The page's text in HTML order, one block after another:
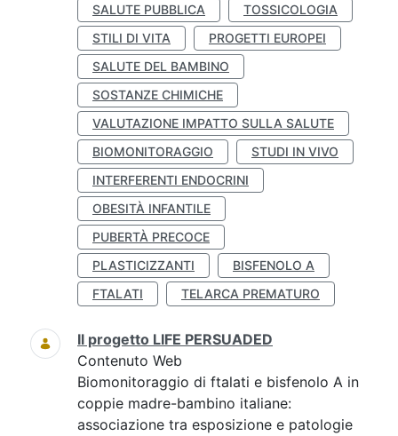
SALUTE PUBBLICA
TOSSICOLOGIA
STILI DI VITA
PROGETTI EUROPEI
SALUTE DEL BAMBINO
SOSTANZE CHIMICHE
VALUTAZIONE IMPATTO SULLA SALUTE
BIOMONITORAGGIO
STUDI IN VIVO
INTERFERENTI ENDOCRINI
OBESITÀ INFANTILE
PUBERTÀ PRECOCE
PLASTICIZZANTI
BISFENOLO A
FTALATI
TELARCA PREMATURO
Il progetto LIFE PERSUADED
Contenuto Web
Biomonitoraggio di ftalati e bisfenolo A in
coppie madre-bambino italiane:
associazione tra esposizione e patologie